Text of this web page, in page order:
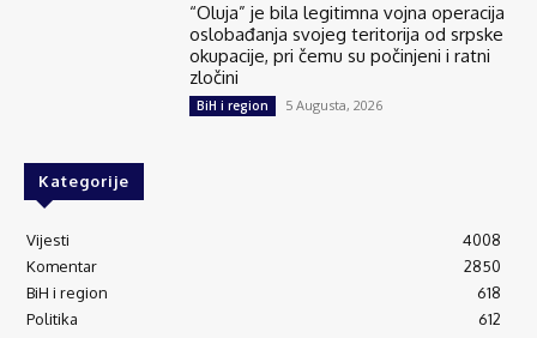
“Oluja” je bila legitimna vojna operacija
oslobađanja svojeg teritorija od srpske
okupacije, pri čemu su počinjeni i ratni
zločini
BiH i region 5 Augusta, 2026
Kategorije
Vijesti
4008
Komentar
2850
BiH i region
618
Politika
612